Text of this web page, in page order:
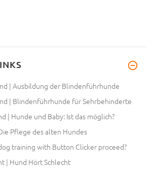
Sehr geehrte Helen, schon gest
| Ausbildung der Blindenführhunde
| Blindenführhunde für Sehrbehinderte
| Hunde und Baby: Ist das möglich?
Pflege des alten Hundes
training with Button Clicker proceed?
| Hund Hört Schlecht